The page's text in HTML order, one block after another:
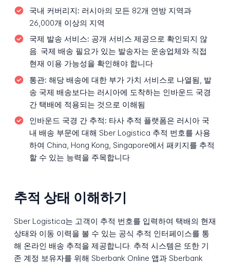
국내 커버리지: 러시아의 모든 82개 연방 지역과
26,000개 이상의 지역
국제 발송 서비스: 공개 서비스 제공으로 확인되지 않
음. 국제 배송 필요가 있는 발송자는 운송업체와 직접
현재 이용 가능성을 확인해야 합니다
통관: 해당 배송에 대한 부가 가치 서비스로 나열됨, 발
송 국제 배송보다는 러시아에 도착하는 인바운드 국경
간 택배에 적용되는 것으로 이해됨
인바운드 국경 간 추적: 타사 추적 플랫폼은 러시아 국
내 배송 부문에 대해 Sber Logistica 추적 번호를 사용
하여 China, Hong Kong, Singapore에서 패키지를 추적
할 수 있는 능력을 주목합니다
추적 상태 이해하기
Sber Logistica는 고객이 추적 번호를 입력하여 택배의 현재
상태와 이동 이력을 볼 수 있는 공식 추적 인터페이스를 통
해 온라인 배송 추적을 제공합니다. 추적 시스템은 또한 기
존 계정 보유자를 위해 Sberbank Online 앱과 Sberbank